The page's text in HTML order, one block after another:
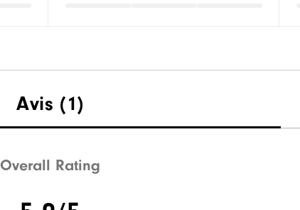
Avis (1)
Overall Rating